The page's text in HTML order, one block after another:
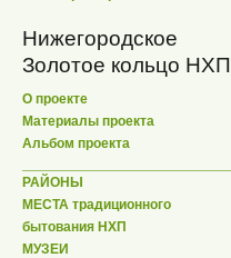
Нижегородское
Золотое кольцо НХП
О проекте
Материалы проекта
Альбом проекта
РАЙОНЫ
МЕСТА традиционного
бытования НХП
МУЗЕИ